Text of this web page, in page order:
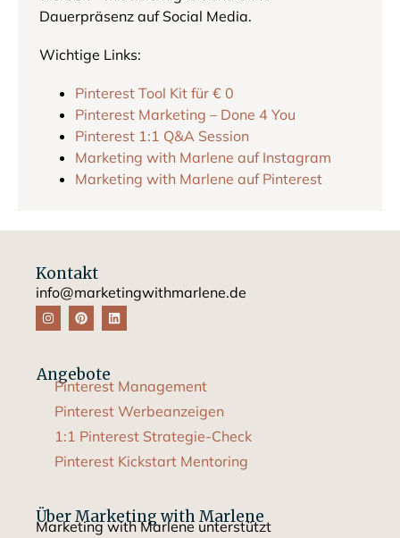
Dauerpräsenz auf Social Media.
Wichtige Links:
Pinterest Tool Kit für € 0
Pinterest Marketing – Done 4 You
Pinterest 1:1 Q&A Session
Marketing with Marlene auf Instagram
Marketing with Marlene auf Pinterest
Über Marketing with Marlene
Marketing with Marlene unterstützt
Angebote
Pinterest Management
Pinterest Werbeanzeigen
1:1 Pinterest Strategie-Check
Pinterest Kickstart Mentoring
Kontakt
info@marketingwithmarlene.de